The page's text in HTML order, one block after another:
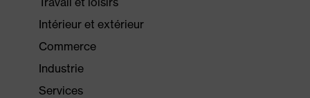
Intérieur et extérieur
Commerce
Industrie
Services